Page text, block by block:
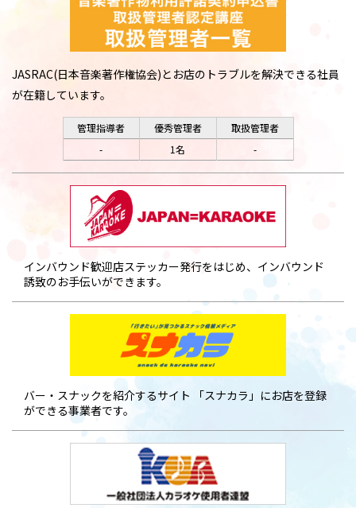
JASRAC(日本音楽著作権協会)とお店のトラブルを解決できる社員
が在籍しています。
管理指導者 優秀管理者
取扱管理者
-
1名 -
インバウンド歓迎店ステッカー発行をはじめ、インバウンド
誘致のお手伝いができます。
バー・スナックを紹介するサイト 「スナカラ」にお店を登録
ができる事業者です。